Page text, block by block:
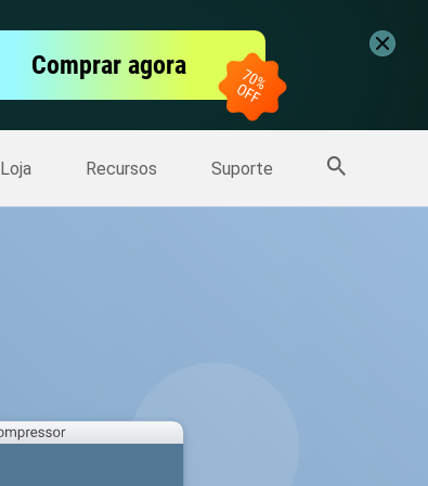
Comprar agora
Loja Recursos Suporte
Mais Produtos